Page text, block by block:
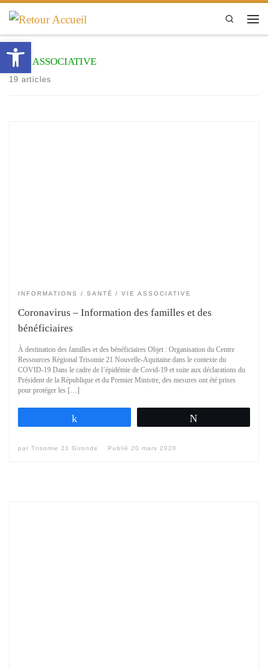
Passer au contenu
Search
Vie associative
19 articles
INFORMATIONS SANTÉ VIE ASSOCIATIVE
Coronavirus – Information des familles et des
bénéficiaires
À destination des familles et des bénéficiaires Objet : Organisation du Centre
Ressources Régional Trisomie 21 Nouvelle-Aquitaine dans le contexte du
COVID-19 Dans le cadre de l’épidémie de Covid-19 et suite aux déclarations du
Président de la République et du Premier Ministre, des mesures ont été prises
pour protéger les […]
par Trisomie 21 Gironde Publié 20 mars 2020
Ouvrir la barre d’outils